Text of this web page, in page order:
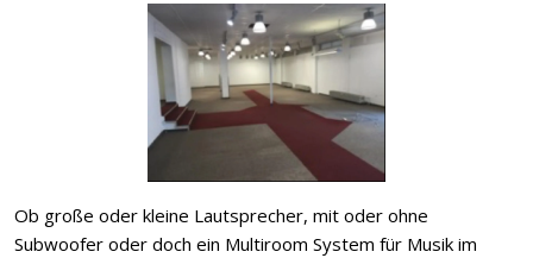
Ob große oder kleine Lautsprecher, mit oder ohne
Subwoofer oder doch ein Multiroom System für Musik im